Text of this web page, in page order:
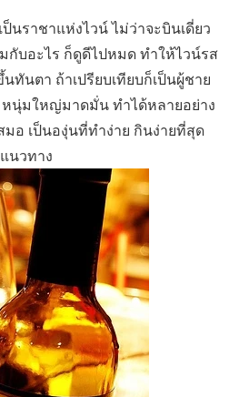
นราชาแห่งไวน์ ไม่ว่าจะบินเดี่ยว
กับอะไร ก็ดูดีไปหมด ทำให้ไวน์รส
ทันตา ถ้าเปรียบเทียบก็เป็นผู้ชาย
นุ่มใหญ่มาดมั่น ทำได้หลายอย่าง
มอ เป็นองุ่นที่ทำง่าย กินง่ายที่สุด
นวทาง